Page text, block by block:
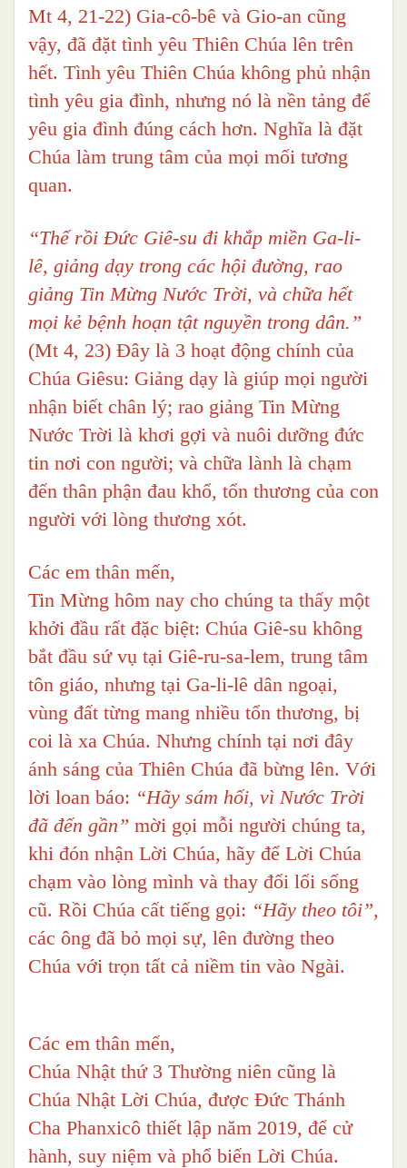
Mt 4, 21-22) Gia-cô-bê và Gio-an cũng
vậy, đã đặt tình yêu Thiên Chúa lên trên
hết. Tình yêu Thiên Chúa không phủ nhận
tình yêu gia đình, nhưng nó là nền tảng để
yêu gia đình đúng cách hơn. Nghĩa là đặt
Chúa làm trung tâm của mọi mối tương
quan.
“Thế rồi Đức Giê-su đi khắp miền Ga-li-
lê, giảng dạy trong các hội đường, rao
giảng Tin Mừng Nước Trời, và chữa hết
mọi kẻ bệnh hoạn tật nguyền trong dân.”
(Mt 4, 23) Đây là 3 hoạt động chính của
Chúa Giêsu: Giảng dạy là giúp mọi người
nhận biết chân lý; rao giảng Tin Mừng
Nước Trời là khơi gợi và nuôi dưỡng đức
tin nơi con người; và chữa lành là chạm
đến thân phận đau khổ, tổn thương của con
người với lòng thương xót.
Các em thân mến,
Tin Mừng hôm nay cho chúng ta thấy một
khởi đầu rất đặc biệt: Chúa Giê-su không
bắt đầu sứ vụ tại Giê-ru-sa-lem, trung tâm
tôn giáo, nhưng tại Ga-li-lê dân ngoại,
vùng đất từng mang nhiều tổn thương, bị
coi là xa Chúa. Nhưng chính tại nơi đây
ánh sáng của Thiên Chúa đã bừng lên. Với
lời loan báo: “Hãy sám hối, vì Nước Trời
đã đến gần” mời gọi mỗi người chúng ta,
khi đón nhận Lời Chúa, hãy để Lời Chúa
chạm vào lòng mình và thay đổi lối sống
cũ. Rồi Chúa cất tiếng gọi: “Hãy theo tôi”,
các ông đã bỏ mọi sự, lên đường theo
Chúa với trọn tất cả niềm tin vào Ngài.
Các em thân mến,
Chúa Nhật thứ 3 Thường niên cũng là
Chúa Nhật Lời Chúa, được Đức Thánh
Cha Phanxicô thiết lập năm 2019, để cử
hành, suy niệm và phổ biến Lời Chúa.